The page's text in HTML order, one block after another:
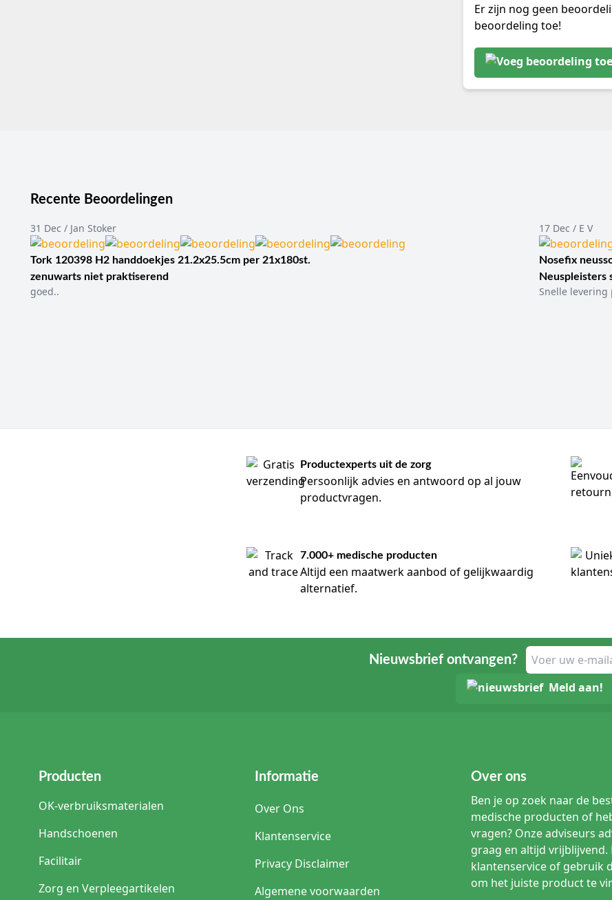
Er zijn nog geen
beoordeling toe!
Recente Beoordelingen
31 Dec / Jan Stoker
Tork 120398 H2 handdoekjes 21.2x25.5cm per 21x180st.
zenuwarts niet praktiserend
goed..
17 Dec / E V
Nosefix
Neuspleisters
Snelle
Productexperts uit de zorg
Persoonlijk advies en antwoord op al jouw
productvragen.
7.000+ medische producten
Altijd een maatwerk aanbod of gelijkwaardig
alternatief.
Nieuwsbrief ontvangen?
Meld aan!
Producten
OK-verbruiksmaterialen
Handschoenen
Facilitair
Zorg en Verpleegartikelen
Informatie
Over Ons
Klantenservice
Privacy Disclaimer
Algemene voorwaarden
Over ons
Ben je op zoek naar de
medische producten of
vragen? Onze adviseurs
graag en altijd vrijblijvend.
klantenservice of gebruik
om het juiste product te